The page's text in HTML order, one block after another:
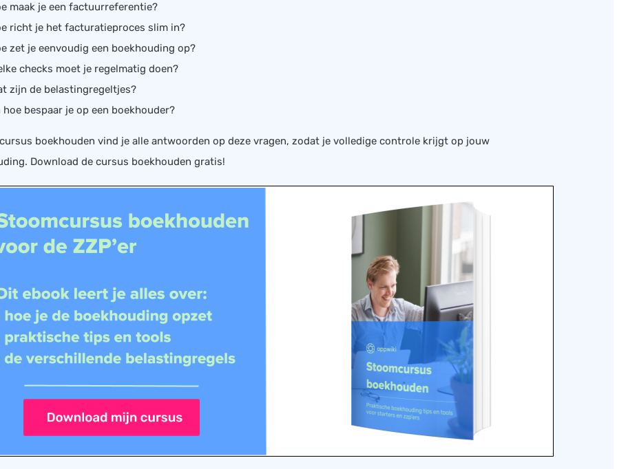
maak je een factuurreferentie?
richt je het facturatieproces slim in?
zet je eenvoudig een boekhouding op?
checks moet je regelmatig doen?
zijn de belastingregeltjes?
hoe bespaar je op een boekhouder?
boekhouden vind je alle antwoorden op deze vragen, zodat je volledige controle krijgt op jouw
Download de cursus boekhouden gratis!